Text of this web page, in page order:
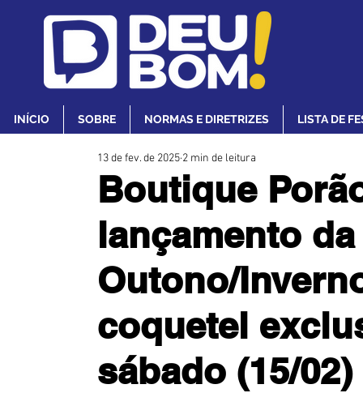
INÍCIO SOBRE NORMAS E DIRETRIZES LISTA DE
Boutique
lançamento
Outono/
coquetel
sábado (15/02)
13 de fev. de 2025 2 min de leitura